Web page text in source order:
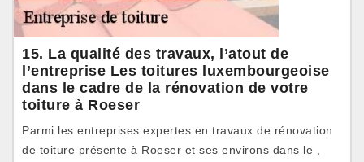
15. La qualité des travaux, l’atout de
l’entreprise Les toitures luxembourgeoise
dans le cadre de la rénovation de votre
toiture à Roeser
Parmi les entreprises expertes en travaux de rénovation
de toiture présente à Roeser et ses environs dans le ,